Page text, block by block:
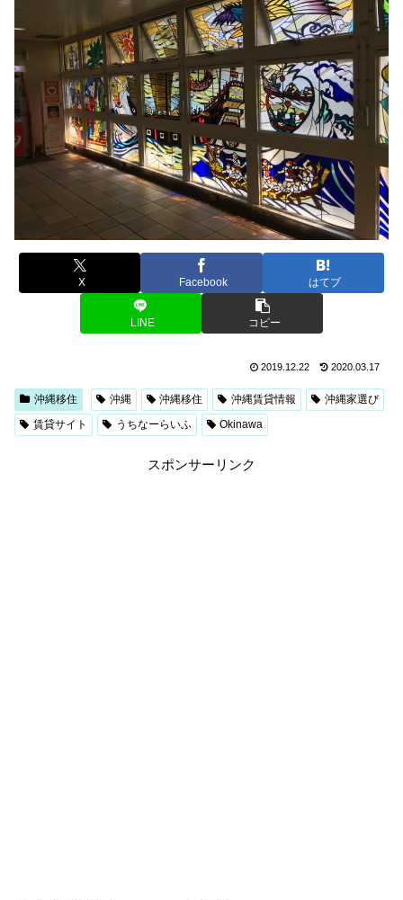
X Facebook はてブ
LINE コピー
2019.12.22 2020.03.17
沖縄移住 沖縄 沖縄移住 沖縄賃貸情報
沖縄家選び
賃貸サイト
うちなーらいふ Okinawa
スポンサーリンク